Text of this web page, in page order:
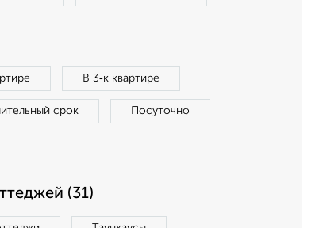
В 3‑к квартире
срок Посуточно
(31)